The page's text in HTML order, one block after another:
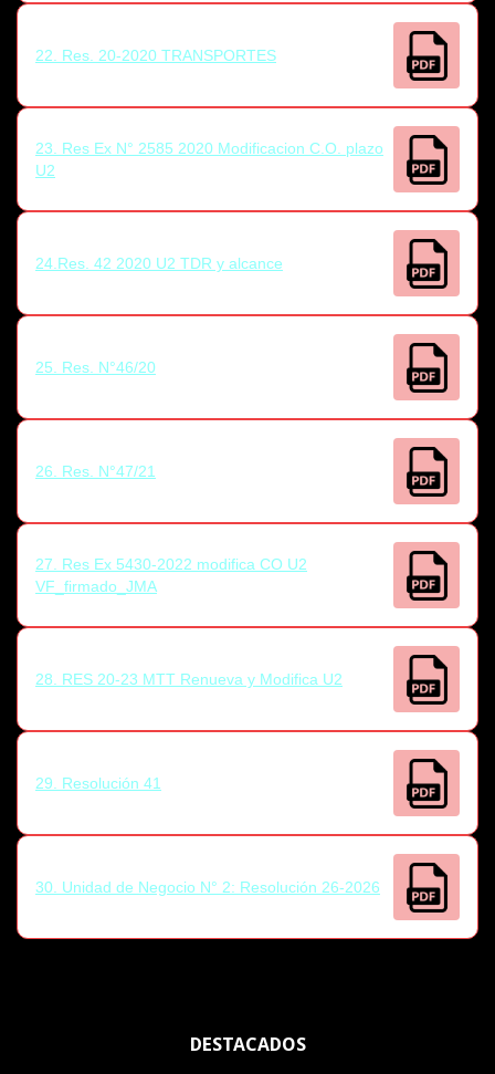
22. Res. 20-2020 TRANSPORTES
23. Res Ex N° 2585 2020 Modificacion C.O. plazo
U2
24.Res. 42 2020 U2 TDR y alcance
25. Res. N°46/20
26. Res. N°47/21
27. Res Ex 5430-2022 modifica CO U2
VF_firmado_JMA
28. RES 20-23 MTT Renueva y Modifica U2
29. Resolución 41
30. Unidad de Negocio N° 2: Resolución 26-2026
DESTACADOS